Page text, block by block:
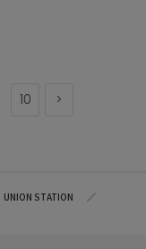
10
UNION STATION